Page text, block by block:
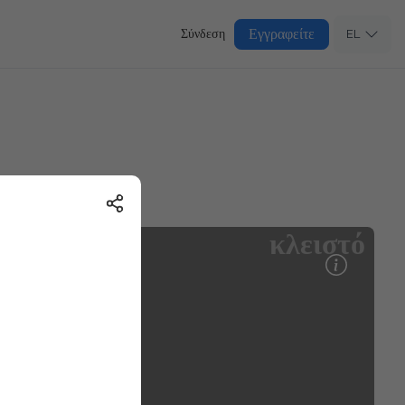
Σύνδεση Εγγραφείτε EL
κλειστό